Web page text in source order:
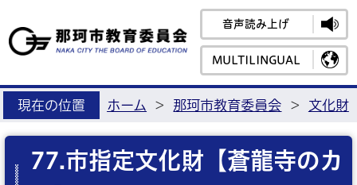
那珂市教
音声読み上げ
MULTILINGUAL
現在の位置 ホーム > 那珂市教育委員会 > 文化財
77.市指定文化財【蒼龍寺のカ